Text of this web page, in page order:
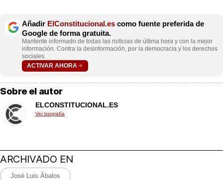
Añadir ElConstitucional.es como fuente preferida de
Google de forma gratuita.
Mantente informado de todas las noticias de última hora y con la mejor
información. Contra la desinformación, por la democracia y los derechos
sociales.
ACTIVAR AHORA
Sobre el autor
ELCONSTITUCIONAL.ES
Ver biografía
ARCHIVADO EN
José Luis Ábalos